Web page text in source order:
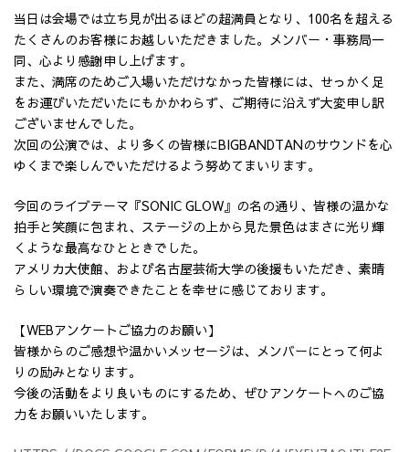
当日は会場では立ち見が出るほどの超満員となり、100名を超える
たくさんのお客様にお越しいただきました。メンバー・事務局一
同、心より感謝申し上げます。
また、満席のためご入場いただけなかった皆様には、せっかく足
をお運びいただいたにもかかわらず、ご期待に沿えず大変申し訳
ございませんでした。
次回の公演では、より多くの皆様にBIGBANDTANのサウンドを心
ゆくまで楽しんでいただけるよう努めてまいります。
今回のライブテーマ『SONIC GLOW』の名の通り、皆様の温かな
拍手と笑顔に包まれ、ステージの上から見た景色はまさに光り輝
くような最高なひとときでした。
アメリカ大使館、および名古屋芸術大学の後援もいただき、素晴
らしい環境で演奏できたことを幸せに感じております。
【WEBアンケートご協力のお願い】
皆様からのご感想や温かいメッセージは、メンバーにとって何よ
りの励みとなります。
今後の活動をより良いものにするため、ぜひアンケートへのご協
力をお願いいたします。